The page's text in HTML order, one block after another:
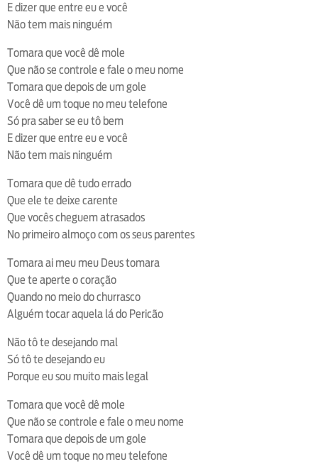
E dizer que entre eu e você
Não tem mais ninguém
Tomara que você dê mole
Que não se controle e fale o meu nome
Tomara que depois de um gole
Você dê um toque no meu telefone
Só pra saber se eu tô bem
E dizer que entre eu e você
Não tem mais ninguém
Tomara que dê tudo errado
Que ele te deixe carente
Que vocês cheguem atrasados
No primeiro almoço com os seus parentes
Tomara ai meu meu Deus tomara
Que te aperte o coração
Quando no meio do churrasco
Alguém tocar aquela lá do Pericão
Não tô te desejando mal
Só tô te desejando eu
Porque eu sou muito mais legal
Tomara que você dê mole
Que não se controle e fale o meu nome
Tomara que depois de um gole
Você dê um toque no meu telefone